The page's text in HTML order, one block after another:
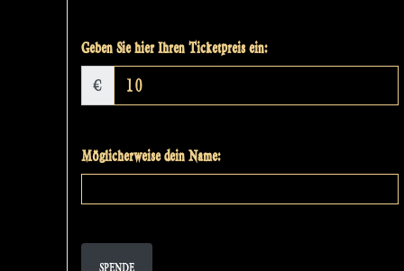
Geben Sie hier Ihren Ticketpreis ein:
€
Möglicherweise dein Name:
SPENDE